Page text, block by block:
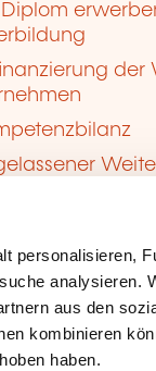
personalisieren,
analysieren.
aus den
kombinieren
haben.
Diplom
der